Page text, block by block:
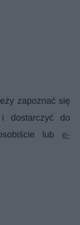
zapoznać się
dostarczyć do
lub e-